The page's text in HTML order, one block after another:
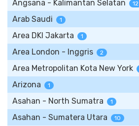
Angsana - Kalimantan Selatan 12
Arab Saudi 1
Area DKI Jakarta 1
Area London - Inggris 2
Area Metropolitan Kota New York
Arizona 1
Asahan - North Sumatra 1
Asahan - Sumatera Utara 10